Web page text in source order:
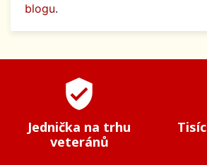
blogu.
verified_user
Jednička na trhu
veteránů